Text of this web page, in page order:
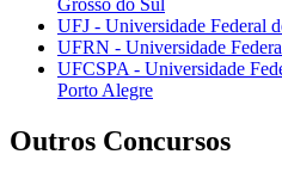
UFJ - Universidade Federal
UFRN - Universidade
UFCSPA - Universidade
Porto Alegre
Outros Concursos